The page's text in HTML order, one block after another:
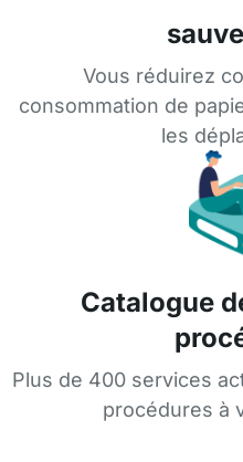
Vous réduirez
consommation de
les
Catalogue
Plus de 400 services
procédures à